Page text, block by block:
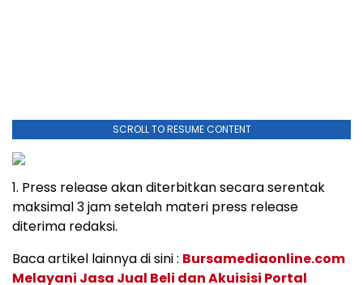
SCROLL TO RESUME CONTENT
1. Press release akan diterbitkan secara serentak
maksimal 3 jam setelah materi press release
diterima redaksi.
Baca artikel lainnya di sini : Bursamediaonline.com
Melayani Jasa Jual Beli dan Akuisisi Portal